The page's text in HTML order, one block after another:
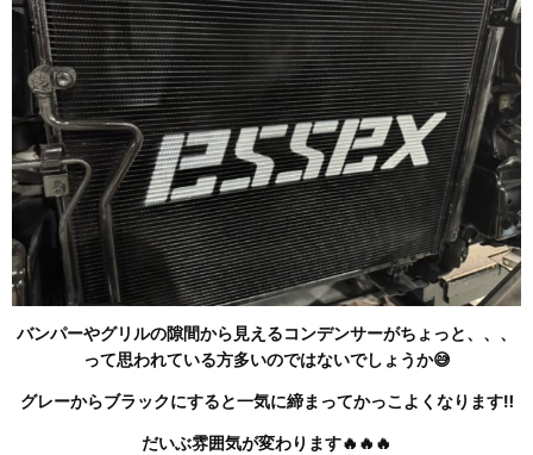
バンパーやグリルの隙間から見えるコンデンサーがちょっと、、、
って思われている方多いのではないでしょうか😅
グレーからブラックにすると一気に締まってかっこよくなります‼
だいぶ雰囲気が変わります🔥🔥🔥